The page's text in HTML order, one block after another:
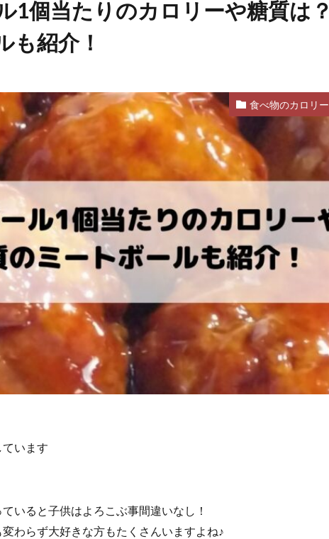
1個当たりのカロリーや糖質は？
も紹介！
食べ物のカロリー
います
いると子供はよろこぶ事間違いなし！
わらず大好きな方もたくさんいますよね♪